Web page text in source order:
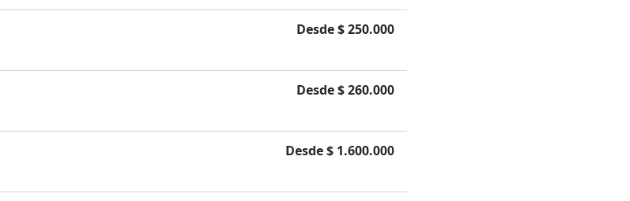
Desde $ 250.000
Desde $ 260.000
Desde $ 1.600.000